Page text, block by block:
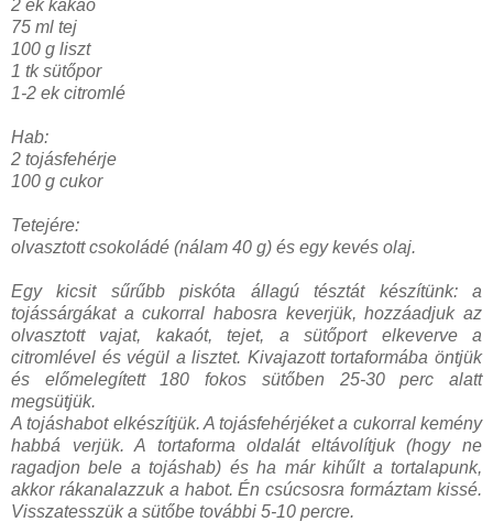
2 ek kakaó
75 ml tej
100 g liszt
1 tk sütőpor
1-2 ek citromlé
Hab:
2 tojásfehérje
100 g cukor
Tetejére:
olvasztott csokoládé (nálam 40 g) és egy kevés olaj.
Egy kicsit sűrűbb piskóta állagú tésztát készítünk: a
tojássárgákat a cukorral habosra keverjük, hozzáadjuk az
olvasztott vajat, kakaót, tejet, a sütőport elkeverve a
citromlével és végül a lisztet. Kivajazott tortaformába öntjük
és előmelegített 180 fokos sütőben 25-30 perc alatt
megsütjük.
A tojáshabot elkészítjük. A tojásfehérjéket a cukorral kemény
habbá verjük. A tortaforma oldalát eltávolítjuk (hogy ne
ragadjon bele a tojáshab) és ha már kihűlt a tortalapunk,
akkor rákanalazzuk a habot. Én csúcsosra formáztam kissé.
Visszatesszük a sütőbe további 5-10 percre.